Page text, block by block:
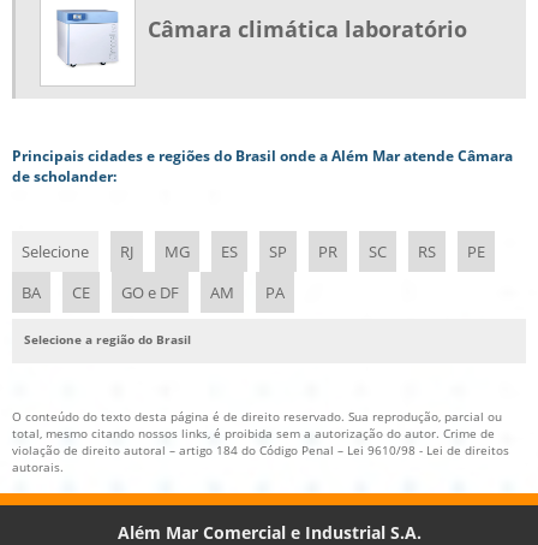
Câmara climática laboratório
Principais cidades e regiões do Brasil onde a Além Mar atende Câmara
de scholander:
Selecione RJ MG ES SP PR SC RS
PE
BA
CE GO e DF AM PA
Selecione a região do Brasil
O conteúdo do texto desta página é de direito reservado. Sua reprodução, parcial ou
total, mesmo citando nossos links, é proibida sem a autorização do autor. Crime de
violação de direito autoral – artigo 184 do Código Penal – Lei 9610/98 - Lei de direitos
autorais.
Além Mar Comercial e Industrial S.A.